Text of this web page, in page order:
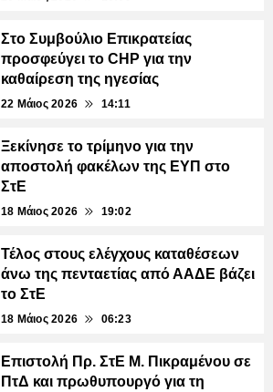
Στο Συμβούλιο Επικρατείας
προσφεύγει το CHP για την
καθαίρεση της ηγεσίας
22 Μάιος 2026 14:11
Ξεκίνησε το τρίμηνο για την
αποστολή φακέλων της ΕΥΠ στο
ΣτΕ
18 Μάιος 2026 19:02
Τέλος στους ελέγχους καταθέσεων
άνω της πενταετίας από ΑΑΔΕ βάζει
το ΣτΕ
18 Μάιος 2026 06:23
Επιστολή Πρ. ΣτΕ Μ. Πικραμένου σε
ΠτΔ και πρωθυπουργό για τη